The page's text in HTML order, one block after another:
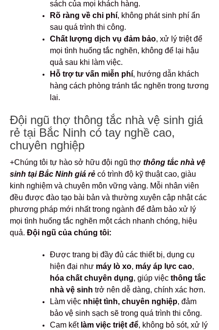
sách của mọi khách hàng.
Rõ ràng về chi phí, không phát sinh phí ẩn
sau quá trình thi công.
Chất lượng dịch vụ đảm bảo, xử lý triệt để
mọi tình huống tắc nghẽn, không để lại hậu
quả sau khi làm việc.
Hỗ trợ tư vấn miễn phí, hướng dẫn khách
hàng cách phòng tránh tắc nghẽn trong tương
lai.
Đội ngũ thợ thông tắc nhà vệ sinh giá
rẻ tại Bắc Ninh có tay nghề cao,
chuyên nghiệp
+Chúng tôi tự hào sở hữu đội ngũ thợ thông tắc nhà vệ
sinh tại Bắc Ninh giá rẻ có trình độ kỹ thuật cao, giàu
kinh nghiệm và chuyên môn vững vàng. Mỗi nhân viên
đều được đào tạo bài bản và thường xuyên cập nhật các
phương pháp mới nhất trong ngành để đảm bảo xử lý
mọi tình huống tắc nghẽn một cách nhanh chóng, hiệu
quả. Đội ngũ của chúng tôi:
Được trang bị đầy đủ các thiết bị, dụng cụ
hiện đại như máy lò xo, máy áp lực cao,
hóa chất chuyên dụng, giúp việc thông tắc
nhà vệ sinh trở nên dễ dàng, chính xác hơn.
Làm việc nhiệt tình, chuyên nghiệp, đảm
bảo vệ sinh sạch sẽ trong quá trình thi công.
Cam kết làm việc triệt để, không bỏ sót, xử lý